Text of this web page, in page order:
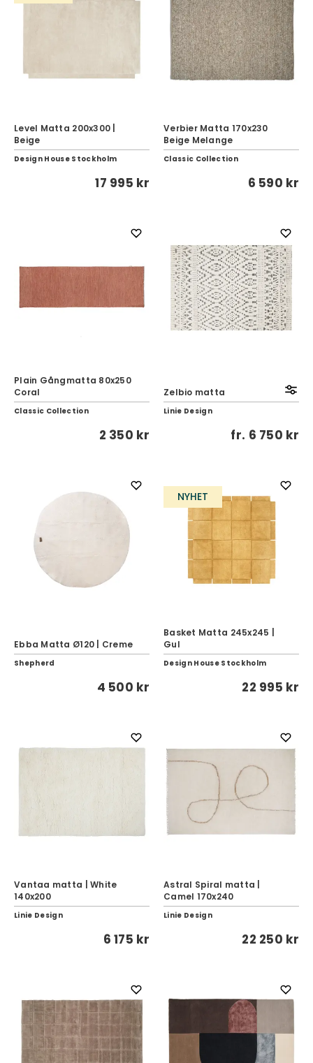
Level Matta 200x300 |
Beige
Design House Stockholm
17 995 kr
Verbier Matta 170x230
Beige Melange
Classic Collection
6 590 kr
Plain Gångmatta 80x250
Coral
Classic Collection
2 350 kr
Zelbio matta
Linie Design
fr. 6 750 kr
Ebba Matta Ø120 | Creme
Shepherd
4 500 kr
NYHET
Basket Matta 245x245 |
Gul
Design House Stockholm
22 995 kr
Vantaa matta | White
140x200
Linie Design
6 175 kr
Astral Spiral matta |
Camel 170x240
Linie Design
22 250 kr